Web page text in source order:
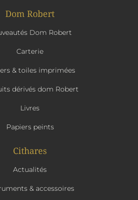
Dom Robert
Dom Robert
Carterie
& toiles imprimées
dérivés dom Robert
Livres
Papiers peints
Cithares
Actualités
& accessoires